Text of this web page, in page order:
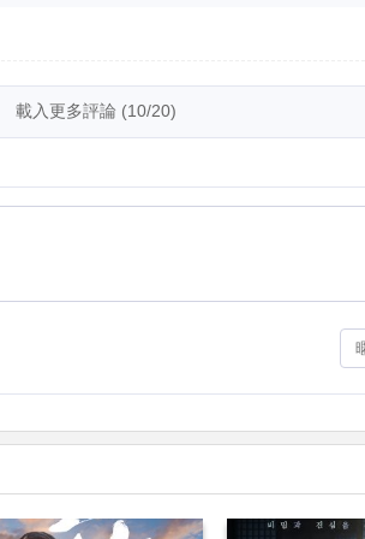
載入更多評論 (10/20)